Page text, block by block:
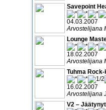
Savepoint
04.03.2007
Arvostelijana
Lounge
18.02.2007
Arvostelijana
Tuhma
16.02.2007
Arvostelijana
V2 –